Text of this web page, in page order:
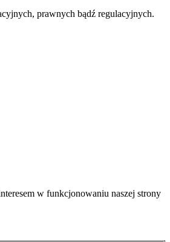
prawnych bądź regulacyjnych.
w funkcjonowaniu naszej strony